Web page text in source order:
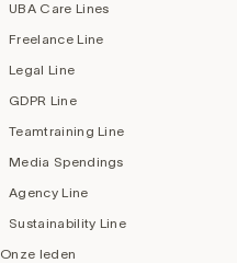
UBA Care Lines
Freelance Line
Legal Line
GDPR Line
Teamtraining Line
Media Spendings
Agency Line
Sustainability Line
Onze leden